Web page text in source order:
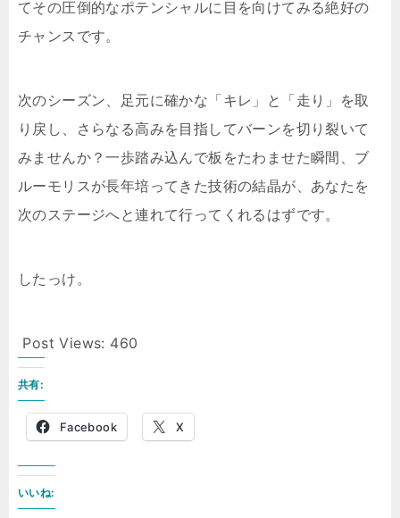
てその圧倒的なポテンシャルに目を向けてみる絶好の
チャンスです。
次のシーズン、足元に確かな「キレ」と「走り」を取
り戻し、さらなる高みを目指してバーンを切り裂いて
みませんか？一歩踏み込んで板をたわませた瞬間、ブ
ルーモリスが長年培ってきた技術の結晶が、あなたを
次のステージへと連れて行ってくれるはずです。
したっけ。
Post Views: 460
共有:
Facebook X
いいね: